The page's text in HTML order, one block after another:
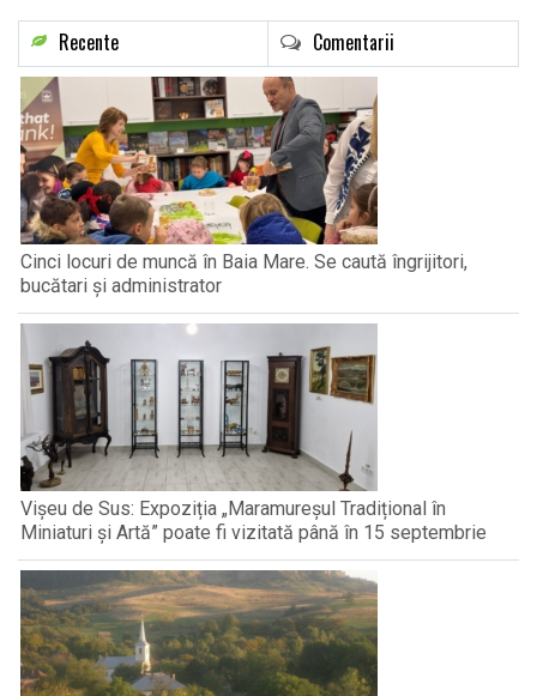
Recente Comentarii
Cinci locuri de muncă în Baia Mare. Se caută îngrijitori,
bucătari și administrator
Vișeu de Sus: Expoziția „Maramureșul Tradițional în
Miniaturi și Artă” poate fi vizitată până în 15 septembrie